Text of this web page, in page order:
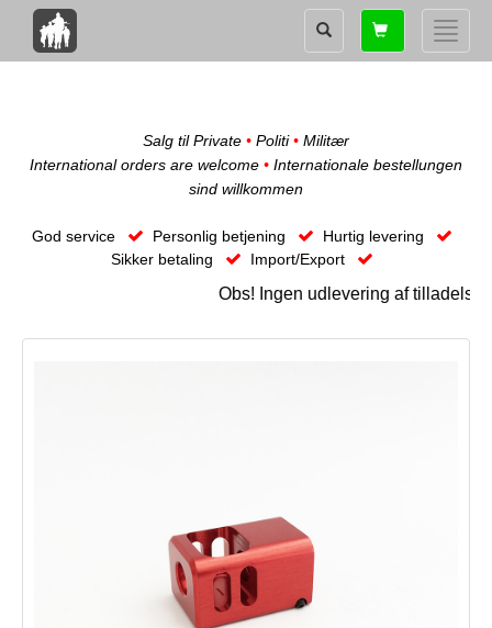
Toggle
Shopping
card
Salg til Private • Politi• Militær
International orders are welcome • Internationale bestellungen
sind willkommen
God service Personlig betjening
Hurtig levering
Sikker betaling
Import/Export
Obs! Ingen udlevering af